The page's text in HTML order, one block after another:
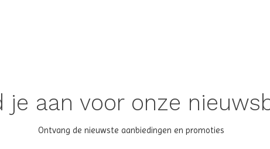
je aan voor onze
Ontvang de nieuwste aanbiedingen en promoties